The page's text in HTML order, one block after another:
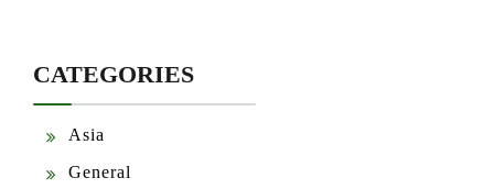
CATEGORIES
Asia
General